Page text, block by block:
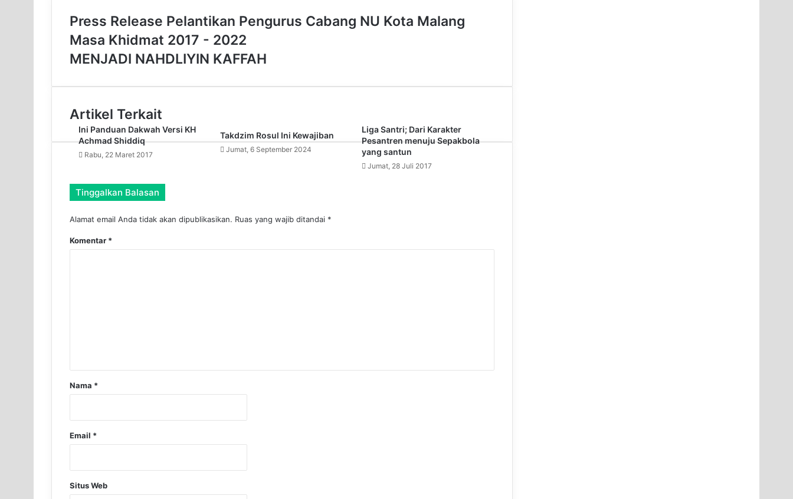
o
k
Press Release Pelantikan Pengurus Cabang NU Kota Malang
Masa Khidmat 2017 - 2022
MENJADI NAHDLIYIN KAFFAH
Artikel Terkait
Ini Panduan Dakwah Versi KH
Achmad Shiddiq
Rabu, 22 Maret 2017
Takdzim Rosul Ini Kewajiban
Jumat, 6 September 2024
Liga Santri; Dari Karakter
Pesantren menuju Sepakbola
yang santun
Jumat, 28 Juli 2017
Tinggalkan Balasan
Alamat email Anda tidak akan dipublikasikan. Ruas yang wajib ditandai *
Komentar *
Nama *
Email *
Situs Web